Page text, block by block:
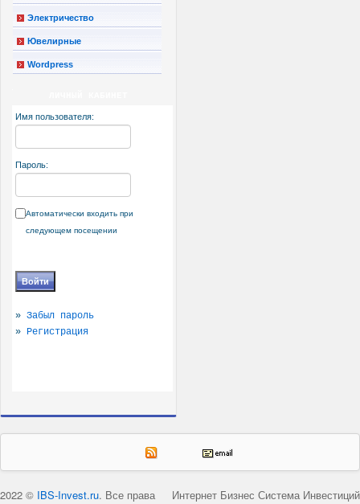
Электричество
Ювелирные
Wordpress
Имя пользователя:
Пароль:
Автоматически входить при
следующем посещении
» Забыл пароль
» Регистрация
Интернет Бизнес Система Инвестиций
2022 © IBS-Invest.ru. Все права